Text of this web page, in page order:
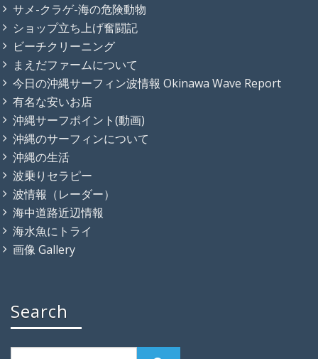
サメ-クラゲ-海の危険動物
ショップ立ち上げ奮闘記
ビーチクリーニング
まえだファームについて
今日の沖縄サーフィン波情報 Okinawa Wave Report
有名な安いお店
沖縄サーフポイント(動画)
沖縄のサーフィンについて
沖縄の生活
波乗りセラピー
波情報（レーダー）
海中道路近辺情報
海水魚にトライ
画像 Gallery
Search